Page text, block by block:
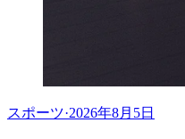
スポーツ·2026年8月5日